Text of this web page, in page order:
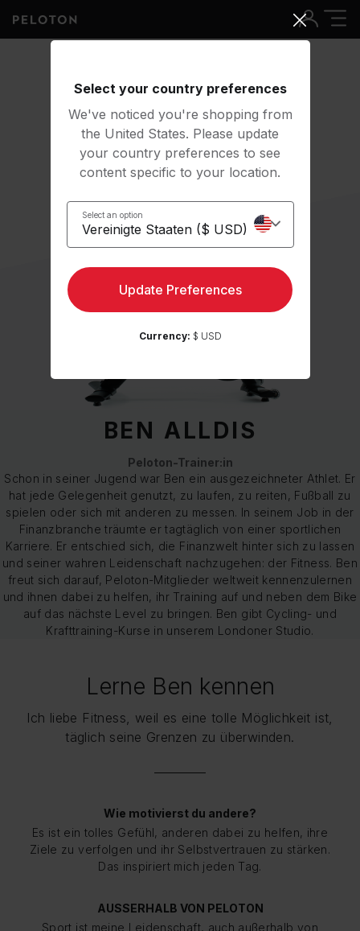
BEN ALLDIS
Peloton-Trainer:in
Schon in seiner Jugend war Ben ein ausgezeichneter Athlet. Er
hat jede Gelegenheit genutzt, zu laufen, zu reiten, Fußball zu
spielen oder sich mit anderen zu messen. In seinem Job in der
Finanzbranche träumte er tagtäglich von einer sportlichen
Karriere. Er entschied sich, die Finanzwelt hinter sich zu lassen
und seiner wahren Leidenschaft nachzugehen: der Fitness. Ben
freut sich darauf, Peloton-Mitglieder weltweit kennenzulernen
und ihnen dabei zu helfen, ihr Training auf und neben dem Bike
auf das nächste Level zu bringen. Ben gibt Cycling- und
Krafttraining-Kurse in unserem Londoner Studio.
Lerne Ben kennen
Ich liebe Fitness, weil es eine tolle Möglichkeit ist,
täglich seine Grenzen zu überwinden.
Wie motivierst du andere?
Es ist ein tolles Gefühl, anderen dabei zu helfen, ihre
Ziele zu verfolgen und ihr Selbstvertrauen zu stärken.
Das inspiriert mich jeden Tag.
AUSSERHALB VON PELOTON
Sport ist meine Leidenschaft, auch außerhalb von
Select your country preferences
We've noticed you're shopping from
the United States. Please update
your country preferences to see
content specific to your location.
Select an option
Update Preferences
Currency: $ USD